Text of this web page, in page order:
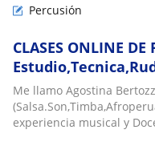
Percusión
CLASES ONLINE
Me llamo Agostina
experiencia musical y